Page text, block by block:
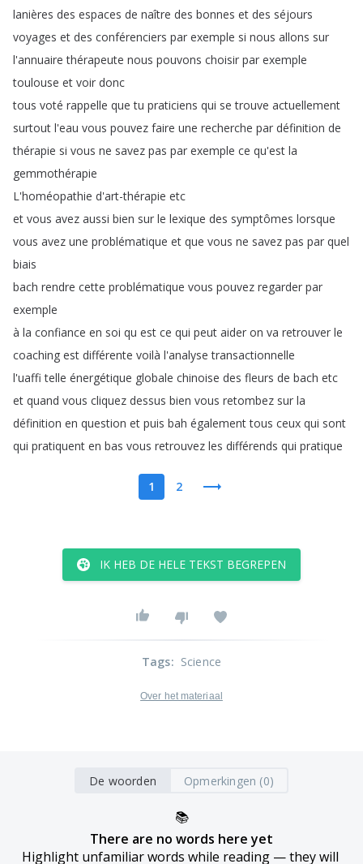
lanières des espaces de naître des bonnes et des séjours
voyages et des conférenciers par exemple si nous allons sur
l'annuaire thérapeute nous pouvons choisir par exemple
toulouse et voir donc
tous voté rappelle que tu praticiens qui se trouve actuellement
surtout l'eau vous pouvez faire une recherche par définition de
thérapie si vous ne savez pas par exemple ce qu'est la
gemmothérapie
L'homéopathie d'art-thérapie etc
et vous avez aussi bien sur le lexique des symptômes lorsque
vous avez une problématique et que vous ne savez pas par quel
biais
bach rendre cette problématique vous pouvez regarder par
exemple
à la confiance en soi qu est ce qui peut aider on va retrouver le
coaching est différente voilà l'analyse transactionnelle
l'uaffi telle énergétique globale chinoise des fleurs de bach etc
et quand vous cliquez dessus bien vous retombez sur la
définition en question et puis bah également tous ceux qui sont
qui pratiquent en bas vous retrouvez les différends qui pratique
1 2
IK HEB DE HELE TEKST BEGREPEN
Tags: Science
Over het materiaal
De woorden Opmerkingen (0)
📚
There are no words here yet
Highlight unfamiliar words while reading — they will